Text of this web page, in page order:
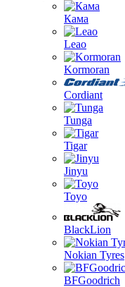
Кама
Leao
Kormoran
Cordiant
Tunga
Tigar
Jinyu
Toyo
BlackLion
Nokian Tyres
BFGoodrich